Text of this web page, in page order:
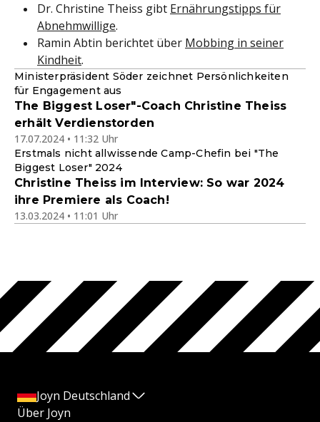
Dr. Christine Theiss gibt Ernährungstipps für
Abnehmwillige.
Ramin Abtin berichtet über Mobbing in seiner
Kindheit.
Ministerpräsident Söder zeichnet Persönlichkeiten
für Engagement aus
The Biggest Loser"-Coach Christine Theiss
erhält Verdienstorden
17.07.2024 • 11:32 Uhr
Erstmals nicht allwissende Camp-Chefin bei "The
Biggest Loser" 2024
Christine Theiss im Interview: So war 2024
ihre Premiere als Coach!
13.03.2024 • 11:01 Uhr
Joyn Deutschland
Über Joyn